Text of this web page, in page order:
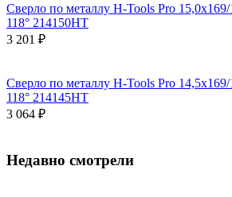
Сверло по металлу H-Tools Pro
118° 214150HT
3 201 ₽
Сверло по металлу H-Tools Pro
118° 214145HT
3 064 ₽
Недавно смотрели